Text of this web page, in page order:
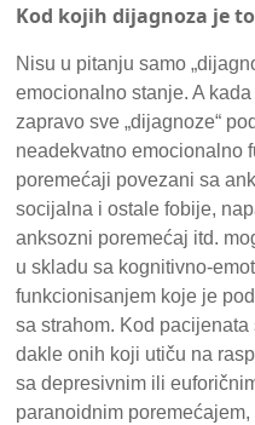
Kod kojih dijagnoza je
Nisu u pitanju samo
emocionalno stanje. A
zapravo sve „dijagnoze“
neadekvatno emocionalno
poremećaji povezani sa
socijalna i ostale fobije,
anksozni poremećaj itd.
u skladu sa kognitivno-
funkcionisanjem koje je
sa strahom. Kod
dakle onih koji utiču na
sa depresivnim ili
paranoidnim